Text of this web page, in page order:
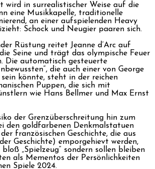
wird in surrealistischer Weise auf die
eine Musikkapelle, traditionelle
an einer aufspielenden Heavy
Schock und Neugier paaren sich.
Rüstung reitet Jeanne d’Arc auf
Seine und trägt das olympische Feuer
Die automatisch gesteuerte
die auch einer von George
könnte, steht in der reichen
Puppen, die sich mit
wie Hans Bellmer und Max Ernst
der Grenzüberschreitung hin zum
den goldfarbenen Denkmalstatuen
französischen Geschichte, die aus
Geschichte) emporgehievt werden,
„Spielzeug“ sondern sollen bleiben
als Mementos der Persönlichkeiten
Spiele 2024.